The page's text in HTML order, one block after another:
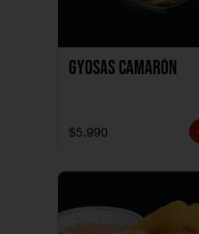
Gyosas Camarón
$5.990